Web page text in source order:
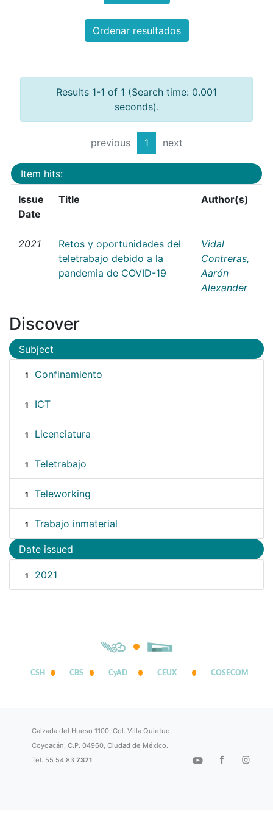
Ordenar resultados
Results 1-1 of 1 (Search time: 0.001
seconds).
previous 1 next
Item hits:
Issue
Date
Title Author(s)
2021
Retos y oportunidades del
teletrabajo debido a la
pandemia de COVID-19
Vidal
Contreras,
Aarón
Alexander
Discover
Subject
1 Confinamiento
1 ICT
1 Licenciatura
1 Teletrabajo
1 Teleworking
1 Trabajo inmaterial
Date issued
1 2021
CSH CBS CyAD CEUX COSECOM
Calzada del Hueso 1100, Col. Villa Quietud,
Coyoacán, C.P. 04960, Ciudad de México.
Tel. 55 54 837371